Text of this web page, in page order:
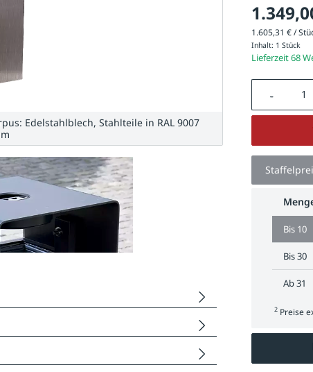
1.605,31 € /
Inhalt: 1 Stück
Lieferzeit 68
Bis 10
Bis30
Ab31
2Preise
Edelstahlblech, Stahlteile in RAL 9007